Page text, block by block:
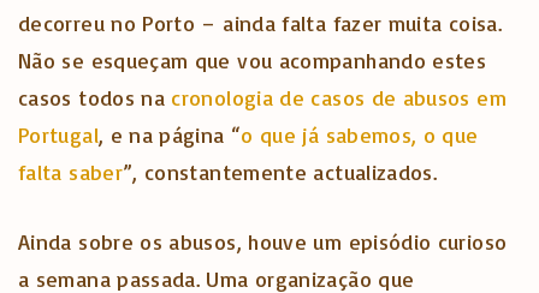
decorreu no Porto – ainda falta fazer muita coisa.
Não se esqueçam que vou acompanhando estes
casos todos na cronologia de casos de abusos em
Portugal, e na página “o que já sabemos, o que
falta saber”, constantemente actualizados.
Ainda sobre os abusos, houve um episódio curioso
a semana passada. Uma organização que